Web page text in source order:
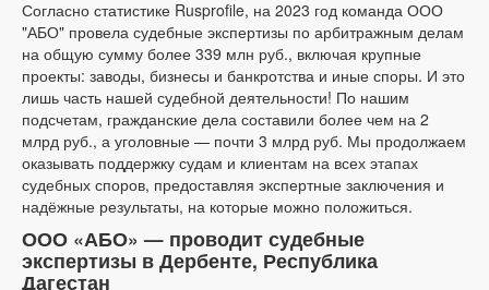
Согласно статистике Rusprofile, на 2023 год команда ООО
"АБО" провела судебные экспертизы по арбитражным делам
на общую сумму более 339 млн руб., включая крупные
проекты: заводы, бизнесы и банкротства и иные споры. И это
лишь часть нашей судебной деятельности! По нашим
подсчетам, гражданские дела составили более чем на 2
млрд руб., а уголовные — почти 3 млрд руб. Мы продолжаем
оказывать поддержку судам и клиентам на всех этапах
судебных споров, предоставляя экспертные заключения и
надёжные результаты, на которые можно положиться.
ООО «АБО» — проводит судебные
экспертизы в Дербенте, Республика
Дагестан